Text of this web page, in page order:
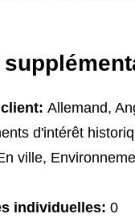
Allemand,
d'intérêt
ville,
individuelles: 0